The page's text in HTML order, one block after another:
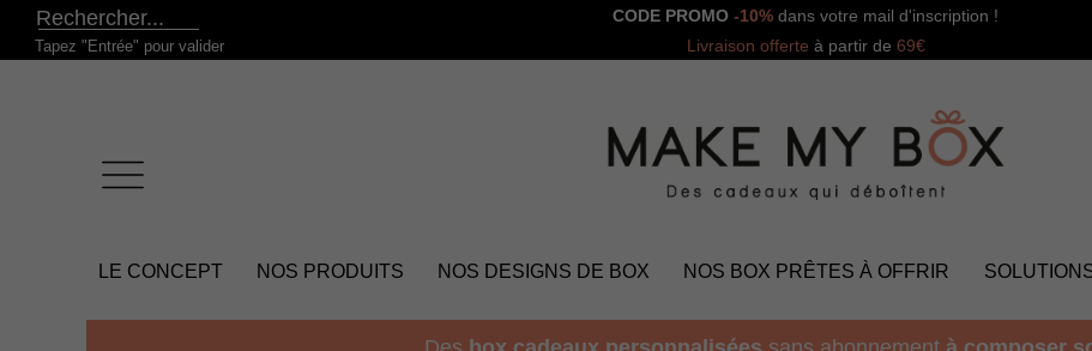
Tapez "Entrée" pour valider
CODE PROMO -10% dans votre mail d'inscription !
Livraison offerte à partir de 69€
LE CONCEPT NOS PRODUITS NOS DESIGNS DE BOX NOS BOX PRÊTES À OFFRIR